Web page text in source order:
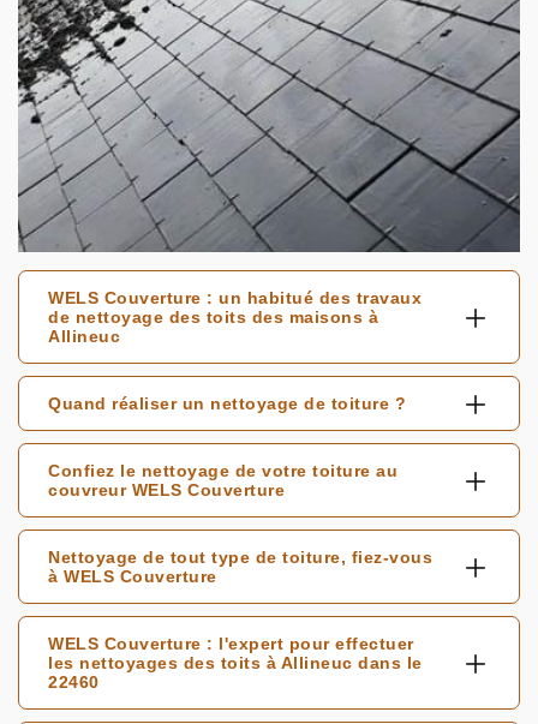
WELS Couverture : un habitué des travaux
de nettoyage des toits des maisons à
Allineuc
Quand réaliser un nettoyage de toiture ?
Confiez le nettoyage de votre toiture au
couvreur WELS Couverture
Nettoyage de tout type de toiture, fiez-vous
à WELS Couverture
WELS Couverture : l'expert pour effectuer
les nettoyages des toits à Allineuc dans le
22460